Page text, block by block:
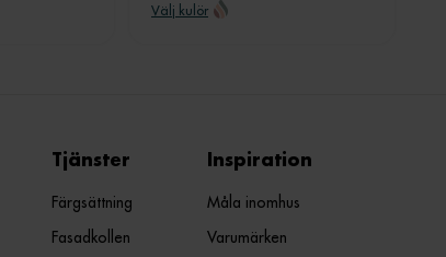
Välj kulör
Tjänster
Färgsättning
Fasadkollen
Inspiration
Måla inomhus
Varumärken